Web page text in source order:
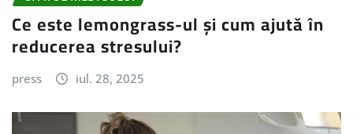
Ce este lemongrass-ul și cum ajută în
reducerea stresului?
press iul. 28, 2025